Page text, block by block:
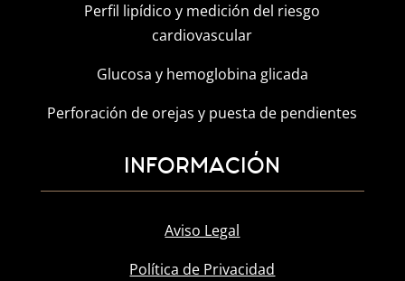
Perfil lipídico y medición del riesgo
cardiovascular
Glucosa y hemoglobina glicada
Perforación de orejas y puesta de pendientes
INFORMACIÓN
Aviso Legal
Política de Privacidad